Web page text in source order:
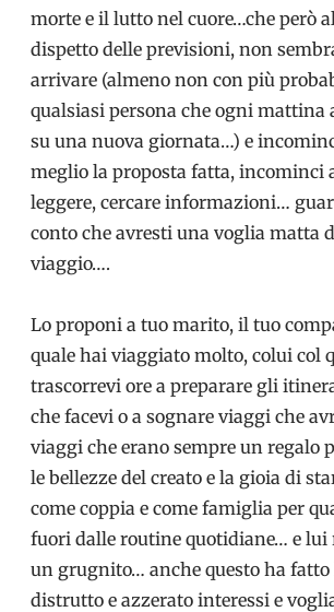
morte e il lutto nel cuore…che però
dispetto delle previsioni, non
arrivare (almeno non con più
qualsiasi persona che ogni mattina
su una nuova giornata…) e
meglio la proposta fatta, incominci
leggere, cercare informazioni…
conto che avresti una voglia matta
viaggio….
Lo proponi a tuo marito, il tuo
quale hai viaggiato molto, colui col
trascorrevi ore a preparare gli
che facevi o a sognare viaggi che
viaggi che erano sempre un regalo
le bellezze del creato e la gioia di
come coppia e come famiglia per
fuori dalle routine quotidiane… e lui
un grugnito… anche questo ha
distrutto e azzerato interessi e